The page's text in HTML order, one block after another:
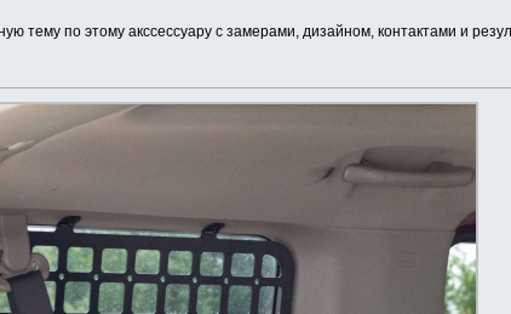
тему по этому акссессуару с замерами, дизайном, контактами и